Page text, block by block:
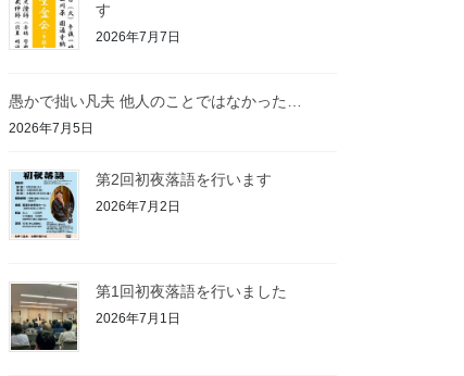
す
2026年7月7日
愚かで拙い凡夫 他人のことではなかった…
2026年7月5日
第2回初夜落語を行います
2026年7月2日
第1回初夜落語を行いました
2026年7月1日